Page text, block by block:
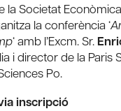
la Societat
la conferència ‘
‘ amb l’Excm. Sr.
i director de la Paris
Po.
inscripció